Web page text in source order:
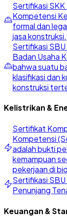
Sertifikasi
Kompetensi
formal dan
jasa konstruksi.
Sertifikasi
Badan Usaha
bahwa suatu
klasifikasi dan
konstruksi
Kelistrikan &
Sertifikat
Kompetensi
adalah bukti
kemampuan
pekerjaan di
Sertifikasi SBU
Penunjang
Keuangan &